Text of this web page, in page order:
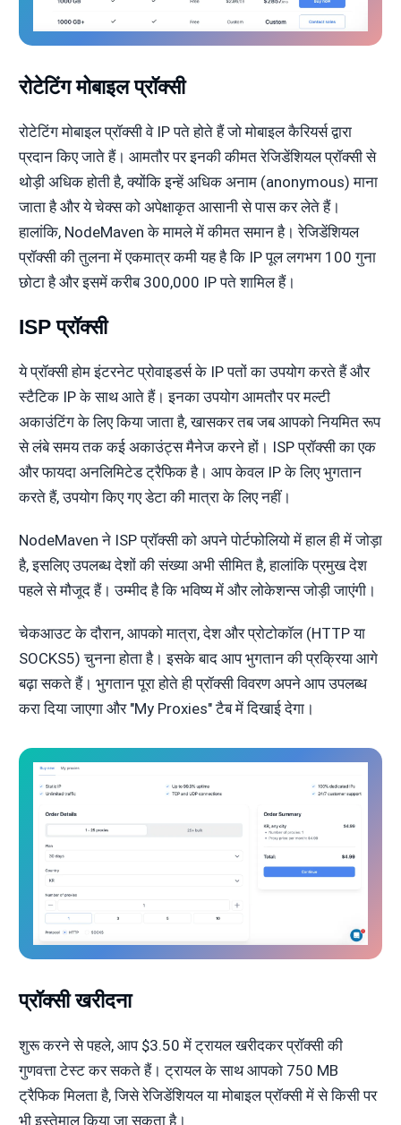
रोटेटिंग मोबाइल प्रॉक्सी
रोटेटिंग मोबाइल प्रॉक्सी वे IP पते होते हैं जो मोबाइल कैरियर्स द्वारा
प्रदान किए जाते हैं। आमतौर पर इनकी कीमत रेजिडेंशियल प्रॉक्सी से
थोड़ी अधिक होती है, क्योंकि इन्हें अधिक अनाम (anonymous) माना
जाता है और ये चेक्स को अपेक्षाकृत आसानी से पास कर लेते हैं।
हालांकि, NodeMaven के मामले में कीमत समान है। रेजिडेंशियल
प्रॉक्सी की तुलना में एकमात्र कमी यह है कि IP पूल लगभग 100 गुना
छोटा है और इसमें करीब 300,000 IP पते शामिल हैं।
ISP प्रॉक्सी
ये प्रॉक्सी होम इंटरनेट प्रोवाइडर्स के IP पतों का उपयोग करते हैं और
स्टैटिक IP के साथ आते हैं। इनका उपयोग आमतौर पर मल्टी
अकाउंटिंग के लिए किया जाता है, खासकर तब जब आपको नियमित रूप
से लंबे समय तक कई अकाउंट्स मैनेज करने हों। ISP प्रॉक्सी का एक
और फायदा अनलिमिटेड ट्रैफिक है। आप केवल IP के लिए भुगतान
करते हैं, उपयोग किए गए डेटा की मात्रा के लिए नहीं।
NodeMaven ने ISP प्रॉक्सी को अपने पोर्टफोलियो में हाल ही में जोड़ा
है, इसलिए उपलब्ध देशों की संख्या अभी सीमित है, हालांकि प्रमुख देश
पहले से मौजूद हैं। उम्मीद है कि भविष्य में और लोकेशन्स जोड़ी जाएंगी।
चेकआउट के दौरान, आपको मात्रा, देश और प्रोटोकॉल (HTTP या
SOCKS5) चुनना होता है। इसके बाद आप भुगतान की प्रक्रिया आगे
बढ़ा सकते हैं। भुगतान पूरा होते ही प्रॉक्सी विवरण अपने आप उपलब्ध
करा दिया जाएगा और "My Proxies" टैब में दिखाई देगा।
प्रॉक्सी खरीदना
शुरू करने से पहले, आप $3.50 में ट्रायल खरीदकर प्रॉक्सी की
गुणवत्ता टेस्ट कर सकते हैं। ट्रायल के साथ आपको 750 MB
ट्रैफिक मिलता है, जिसे रेजिडेंशियल या मोबाइल प्रॉक्सी में से किसी पर
भी इस्तेमाल किया जा सकता है।